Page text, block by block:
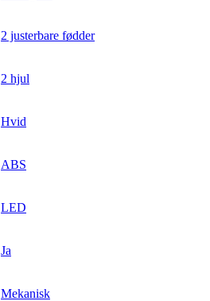
2 justerbare fødder
2 hjul
Hvid
ABS
LED
Ja
Mekanisk